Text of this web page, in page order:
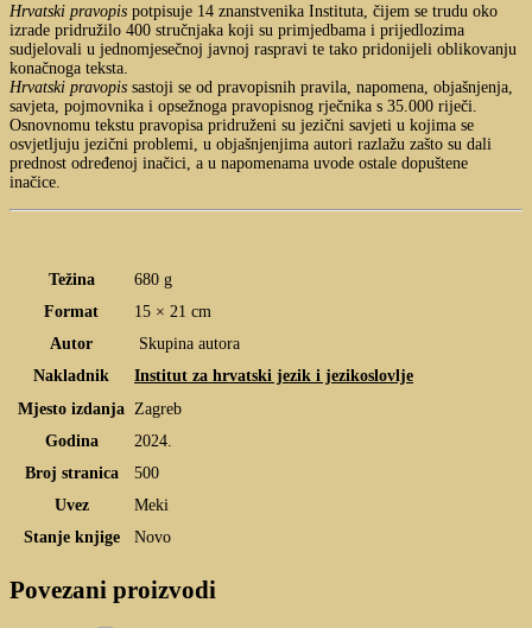
Hrvatski pravopis potpisuje 14 znanstvenika Instituta, čijem se trudu oko
izrade pridružilo 400 stručnjaka koji su primjedbama i prijedlozima
sudjelovali u jednomjesečnoj javnoj raspravi te tako pridonijeli oblikovanju
konačnoga teksta.
Hrvatski pravopis sastoji se od pravopisnih pravila, napomena, objašnjenja,
savjeta, pojmovnika i opsežnoga pravopisnog rječnika s 35.000 riječi.
Osnovnomu tekstu pravopisa pridruženi su jezični savjeti u kojima se
osvjetljuju jezični problemi, u objašnjenjima autori razlažu zašto su dali
prednost određenoj inačici, a u napomenama uvode ostale dopuštene
inačice.
Težina
680 g
Format
15 × 21 cm
Autor
Skupina autora
Nakladnik
Institut za hrvatski jezik i jezikoslovlje
Mjesto izdanja Zagreb
Godina
2024.
Broj stranica
500
Uvez
Meki
Stanje knjige
Novo
Povezani proizvodi